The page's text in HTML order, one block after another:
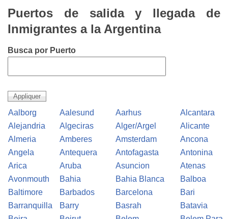
Puertos de salida y llegada de
Inmigrantes a la Argentina
Busca por Puerto
Aalborg Aalesund Aarhus
Alcantara
Alejandria
Algeciras Alger/Argel
Alicante
Almeria
Amberes Amsterdam
Ancona
Angela
Antequera Antofagasta
Antonina
Arica
Aruba Asuncion
Atenas
Avonmouth
Bahia Bahia Blanca
Balboa
Baltimore
Barbados Barcelona
Bari
Barranquilla
Barry Basrah
Batavia